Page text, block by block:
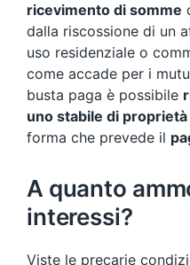
ricevimento di somme
dalla riscossione di un
uso residenziale o
come accade per i
busta paga è possibile
uno stabile di proprietà
forma che prevede il
A quanto
interessi?
Viste le precarie